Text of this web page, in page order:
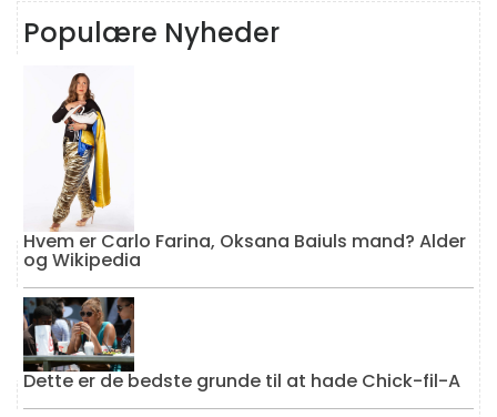
Populære Nyheder
Hvem er Carlo Farina, Oksana Baiuls mand? Alder
og Wikipedia
Dette er de bedste grunde til at hade Chick-fil-A